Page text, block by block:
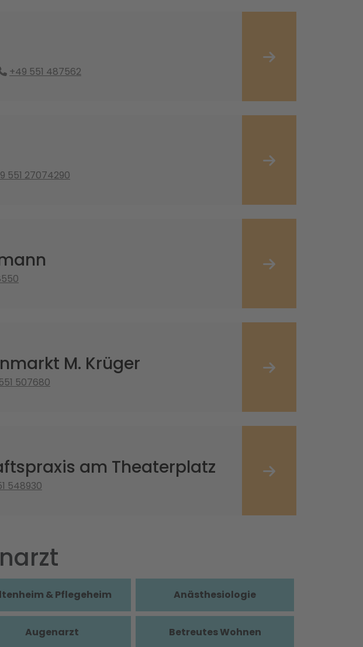
+49 551 487562
551 27074290
M. Krüger
507680
am Theaterplatz
548930
& Pflegeheim Anästhesiologie
Augenarzt Betreutes Wohnen